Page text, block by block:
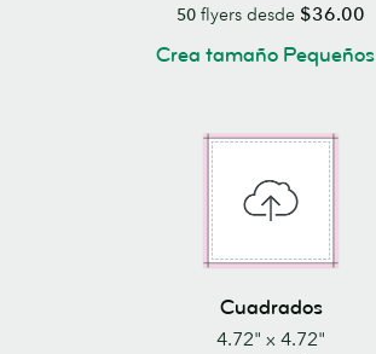
50 flyers desde $36.00
Crea tamaño Pequeños
Cuadrados
4.72" x 4.72"